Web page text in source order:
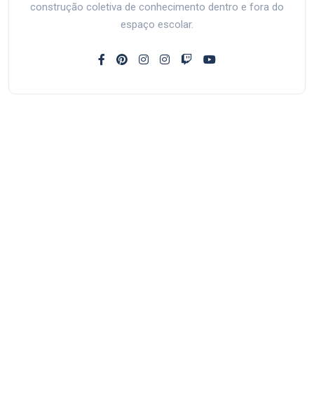
construção coletiva de conhecimento dentro e fora do
espaço escolar.